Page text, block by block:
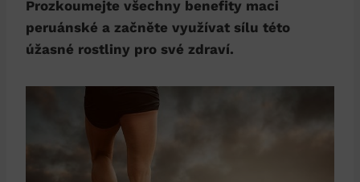
Prozkoumejte všechny benefity maci
peruánské a začněte využívat sílu této
úžasné rostliny pro své zdraví.